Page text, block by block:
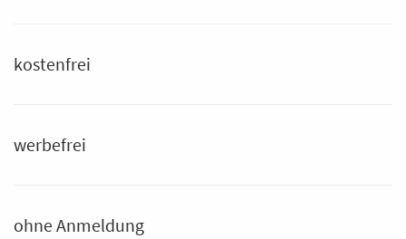
kostenfrei
werbefrei
ohne Anmeldung